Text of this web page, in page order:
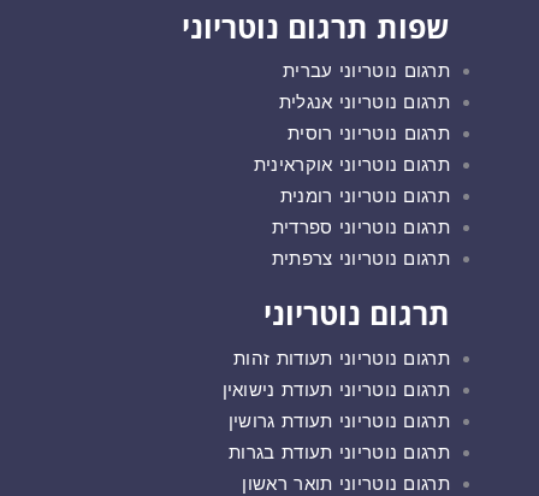
שפות תרגום נוטריוני
תרגום נוטריוני עברית
תרגום נוטריוני אנגלית
תרגום נוטריוני רוסית
תרגום נוטריוני אוקראינית
תרגום נוטריוני רומנית
תרגום נוטריוני ספרדית
תרגום נוטריוני צרפתית
תרגום נוטריוני
תרגום נוטריוני תעודות זהות
תרגום נוטריוני תעודת נישואין
תרגום נוטריוני תעודת גרושין
תרגום נוטריוני תעודת בגרות
תרגום נוטריוני תואר ראשון